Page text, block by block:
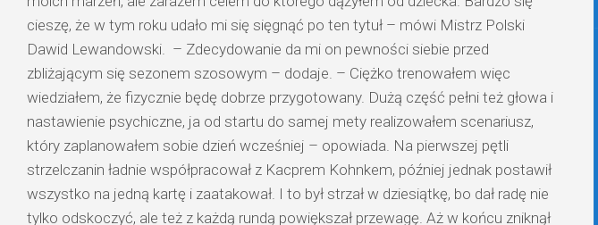
cieszę, że w tym roku udało mi się sięgnąć po ten tytuł – mówi Mistrz Polski
Dawid Lewandowski. – Zdecydowanie da mi on pewności siebie przed
zbliżającym się sezonem szosowym – dodaje. – Ciężko trenowałem więc
wiedziałem, że fizycznie będę dobrze przygotowany. Dużą część pełni też głowa i
nastawienie psychiczne, ja od startu do samej mety realizowałem scenariusz,
który zaplanowałem sobie dzień wcześniej – opowiada. Na pierwszej pętli
strzelczanin ładnie współpracował z Kacprem Kohnkem, później jednak postawił
wszystko na jedną kartę i zaatakował. I to był strzał w dziesiątkę, bo dał radę nie
tylko odskoczyć, ale też z każdą rundą powiększał przewagę. Aż w końcu zniknął